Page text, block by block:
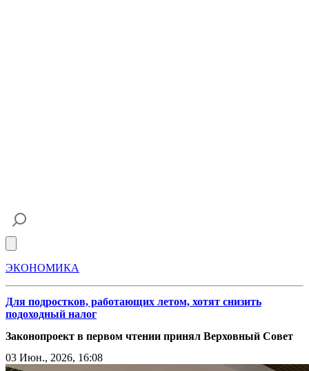
ЭКОНОМИКА
Для подростков, работающих летом, хотят снизить
подоходный налог
Законопроект в первом чтении принял Верховный Совет
03 Июн., 2026, 16:08